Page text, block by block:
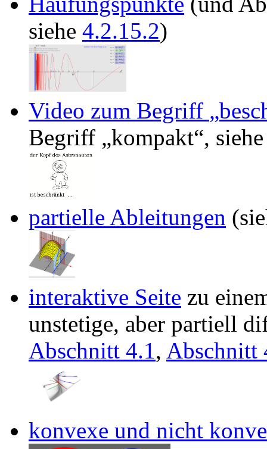
siehe 4.2.15.2)
Video zum Begriff
Begriff
kompakt ,
partielle Ableitungen
interaktive Seite zu
unstetige, aber partiell
Abschnitt 4.1, Abschnitt
konvexe und nicht